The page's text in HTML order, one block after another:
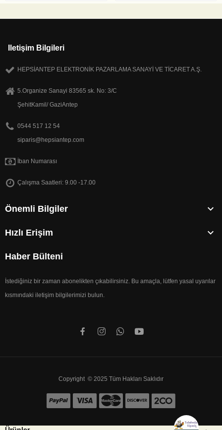
Iletişim Bilgileri
HEPSİANTEP ELEKTRONİK PAZARLAMA SANAYİ VE TİCARET A.Ş.
5.Organize Sanayi 83565 sk. No: 3/C
ŞehitKamil/ GaziAntep
0544 517 12 54
siparis@hepsiantep.com
İban Numarası
Çalışma Saatleri: 9.00 -17.00
Önemli Bilgiler 
Hızlı Erişim 
Haber Bülteni
İstediğiniz bir zaman abonelikten çıkabilirsiniz. Bu amaçla, lütfen yasal uyarılar
kısmındaki iletişim bilgilerimizi bulun.
Copyright © 2025 Tüm Hakları Saklıdır